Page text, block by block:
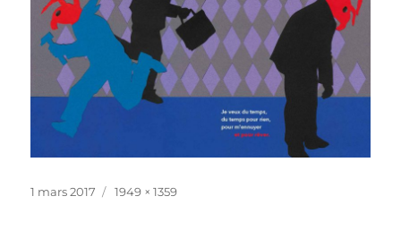
Publié
1 mars 2017
Taille
1949 × 1359